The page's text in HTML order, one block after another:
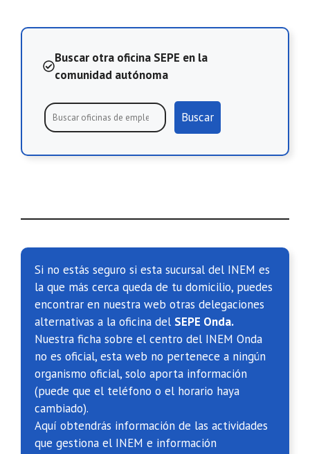
Buscar otra oficina SEPE en la
comunidad autónoma
Buscar
Si no estás seguro si esta sucursal del INEM es
la que más cerca queda de tu domicilio, puedes
encontrar en nuestra web otras delegaciones
alternativas a la oficina del SEPE Onda.
Nuestra ficha sobre el centro del INEM Onda
no es oficial, esta web no pertenece a ningún
organismo oficial, solo aporta información
(puede que el teléfono o el horario haya
cambiado).
Aquí obtendrás información de las actividades
que gestiona el INEM e información